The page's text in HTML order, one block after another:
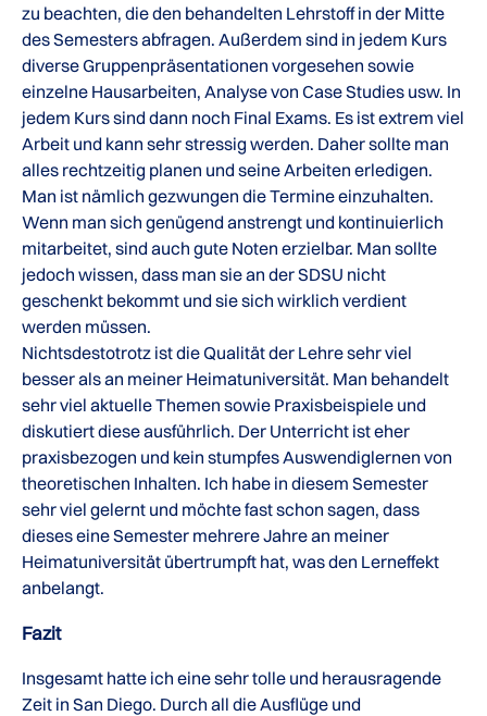
zu beachten, die den behandelten Lehrstoff in der Mitte
des Semesters abfragen. Außerdem sind in jedem Kurs
diverse Gruppenpräsentationen vorgesehen sowie
einzelne Hausarbeiten, Analyse von Case Studies usw. In
jedem Kurs sind dann noch Final Exams. Es ist extrem viel
Arbeit und kann sehr stressig werden. Daher sollte man
alles rechtzeitig planen und seine Arbeiten erledigen.
Man ist nämlich gezwungen die Termine einzuhalten.
Wenn man sich genügend anstrengt und kontinuierlich
mitarbeitet, sind auch gute Noten erzielbar. Man sollte
jedoch wissen, dass man sie an der SDSU nicht
geschenkt bekommt und sie sich wirklich verdient
werden müssen.
Nichtsdestotrotz ist die Qualität der Lehre sehr viel
besser als an meiner Heimatuniversität. Man behandelt
sehr viel aktuelle Themen sowie Praxisbeispiele und
diskutiert diese ausführlich. Der Unterricht ist eher
praxisbezogen und kein stumpfes Auswendiglernen von
theoretischen Inhalten. Ich habe in diesem Semester
sehr viel gelernt und möchte fast schon sagen, dass
dieses eine Semester mehrere Jahre an meiner
Heimatuniversität übertrumpft hat, was den Lerneffekt
anbelangt.
Fazit
Insgesamt hatte ich eine sehr tolle und herausragende
Zeit in San Diego. Durch all die Ausflüge und